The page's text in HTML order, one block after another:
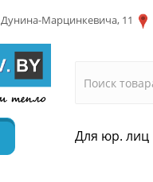
Дунина-Марцинкевича, 11
Для юр. лиц